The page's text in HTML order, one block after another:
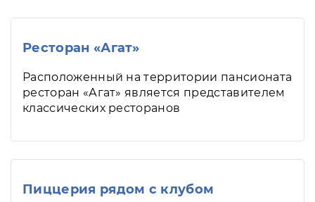
Ресторан «Агат»
Расположенный на территории пансионата
ресторан «Агат» является представителем
классических ресторанов
Пиццерия рядом с клубом